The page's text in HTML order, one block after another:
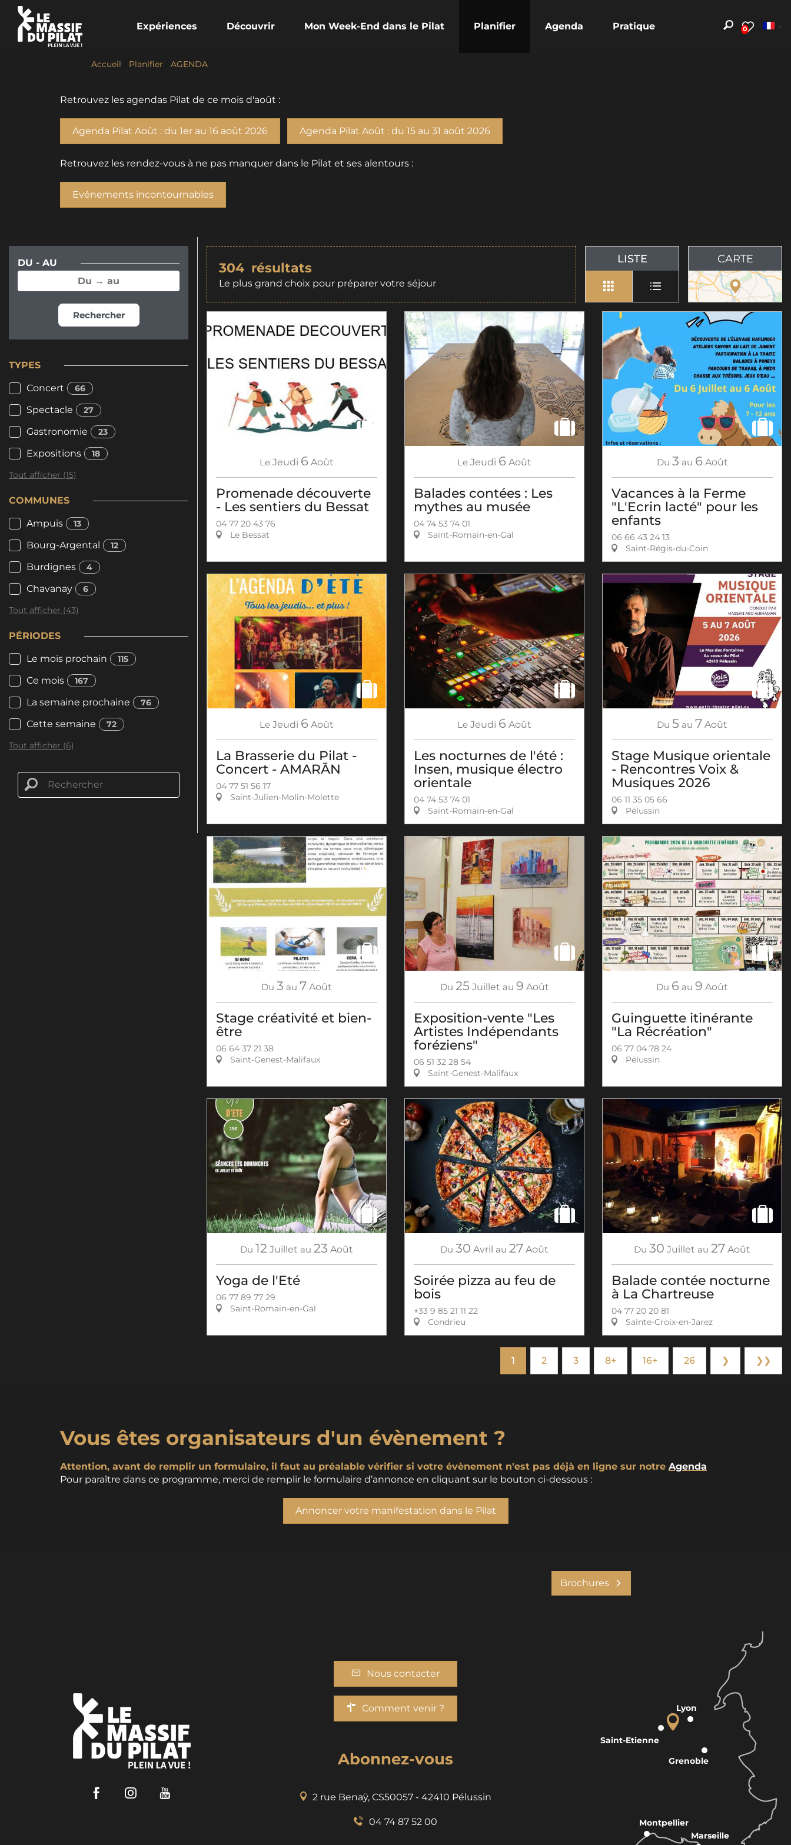
0
Expériences Découvrir Mon Week-End dans le Pilat Planifier Agenda Pratique
Accueil Planifier AGENDA
Retrouvez les agendas Pilat de ce mois d'août :
Agenda Pilat Août : du 1er au 16 août 2026 Agenda Pilat Août : du 15 au 31 août 2026
Retrouvez les rendez-vous à ne pas manquer dans le Pilat et ses alentours :
Evénements incontournables
DU - AU
Rechercher
TYPES
Concert 66
Spectacle 27
Gastronomie 23
Expositions
18
Tout afficher (15)
COMMUNES
Ampuis 13
Bourg-Argental 12
Burdignes 4
Chavanay
6
Tout afficher (43)
PÉRIODES
Le mois prochain 115
Ce mois 167
La semaine prochaine 76
Cette semaine
72
Tout afficher (6)
304 résultats
Le plus grand choix pour préparer votre séjour
LISTE CARTE
Le Jeudi 6 Août
Promenade découverte
- Les sentiers du Bessat
04 77 20 43 76
Le Bessat
Le Jeudi 6 Août
Balades contées : Les
mythes au musée
04 74 53 74 01
Saint-Romain-en-Gal
Du 3 au 6 Août
Vacances à la Ferme
"L'Ecrin lacté" pour les
enfants
06 66 43 24 13
Saint-Régis-du-Coin
Le Jeudi 6 Août
La Brasserie du Pilat -
Concert - AMARĀN
04 77 51 56 17
Saint-Julien-Molin-Molette
Le Jeudi 6 Août
Les nocturnes de l'été :
Insen, musique électro
orientale
04 74 53 74 01
Saint-Romain-en-Gal
Du 5 au 7 Août
Stage Musique orientale
- Rencontres Voix &
Musiques 2026
06 11 35 05 66
Pélussin
Du 3 au 7 Août
Stage créativité et bien-
être
06 64 37 21 38
Saint-Genest-Malifaux
Du 25 Juillet au 9 Août
Exposition-vente "Les
Artistes Indépendants
foréziens"
06 51 32 28 54
Saint-Genest-Malifaux
Du 6 au 9 Août
Guinguette itinérante
"La Récréation"
06 77 04 78 24
Pélussin
Du 12 Juillet au 23 Août
Yoga de l'Eté
06 77 89 77 29
Saint-Romain-en-Gal
Du 30 Avril au 27 Août
Soirée pizza au feu de
bois
+33 9 85 21 11 22
Condrieu
Du 30 Juillet au 27 Août
Balade contée nocturne
à La Chartreuse
04 77 20 20 81
Sainte-Croix-en-Jarez
1 2 3 8+ 16+ 26 ❯ ❯❯
Vous êtes organisateurs d'un évènement ?
Attention, avant de remplir un formulaire, il faut au préalable vérifier si votre évènement n'est pas déjà en ligne sur notre Agenda
Pour paraître dans ce programme, merci de remplir le formulaire d’annonce en cliquant sur le bouton ci-dessous :
Annoncer votre manifestation dans le Pilat
Brochures
FacebookInstagram
Nous contacter
Comment venir ?
Abonnez-vous
2 rue Benaÿ, CS50057 - 42410 Pélussin
04 74 87 52 00
Lyon
Grenoble
Marseille
Montpellier
Saint-Etienne